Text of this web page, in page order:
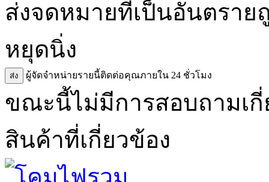
ส่งจดหมายที่เป็นอันตราย
หยุดนิ่ง
ส่ง ผู้จัดจำหน่ายรายนี้ติดต่อคุณภายใน 24 ชั่วโมง
ขณะนี้ไม่มีการสอบถามเ
สินค้าที่เกี่ยวข้อง